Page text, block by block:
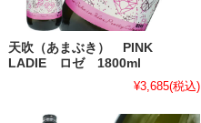
天吹（あまぶき） PINK
LADIE ロゼ 1800ml
¥3,685(税込)